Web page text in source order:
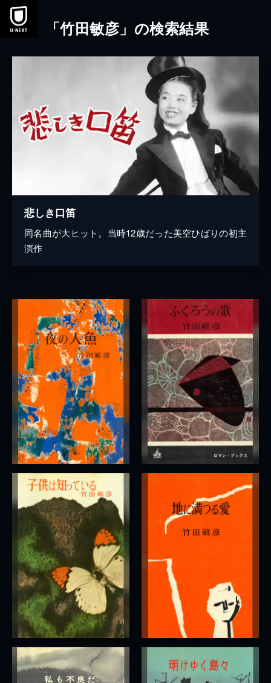
本文へスキップ
「竹田敏彦」の検索結果
悲しき口笛
同名曲が大ヒット。当時12歳だった美空ひばりの初主
演作